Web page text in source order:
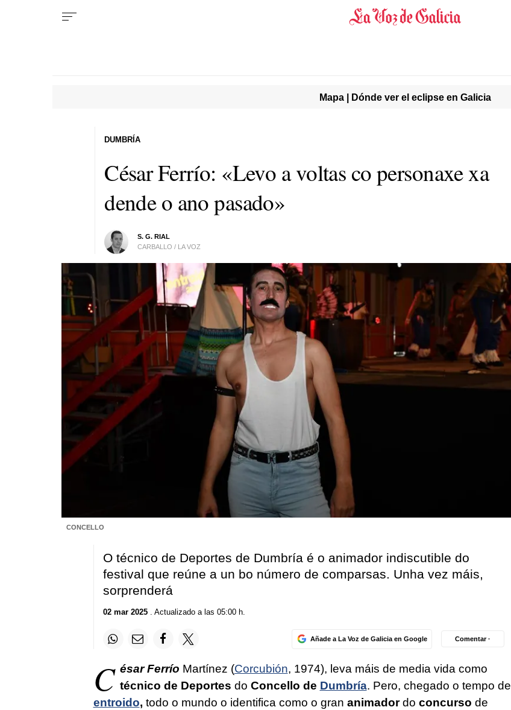
Mapa | Dónde ver el eclipse en Galicia
César Ferrío: «Levo a voltas co personaxe xa
dende o ano pasado»
S. G. RIAL
CARBALLO / LA VOZ
DUMBRÍA
CONCELLO
O técnico de Deportes de Dumbría é o animador indiscutible do
festival que reúne a un bo número de comparsas. Unha vez máis,
sorprenderá
02 mar 2025. Actualizado a las 05:00 h.
Añade a La Voz de Galicia en Google Comentar ·
C ésar Ferrío Martínez (Corcubión, 1974), leva máis de media vida como
técnico de Deportes do Concello de Dumbría. Pero, chegado o tempo de
entroido, todo o mundo o identifica como o gran animadordo concurso de